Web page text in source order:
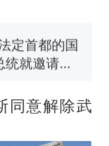
定首都的国
就邀请中
到中国寻根
！女子傻眼
就能让航
多强？
同意解除武